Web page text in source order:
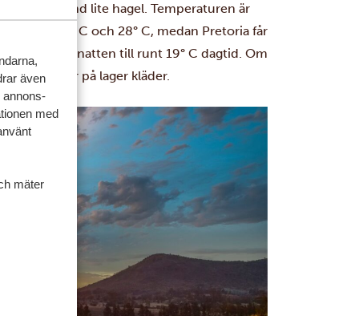
även
annons-
med
mäter
och ibland lite hagel. Temperaturen är
mellan 17° C och 28° C, medan Pretoria får
5° C på natten till runt 19° C dagtid. Om
lager på lager kläder.